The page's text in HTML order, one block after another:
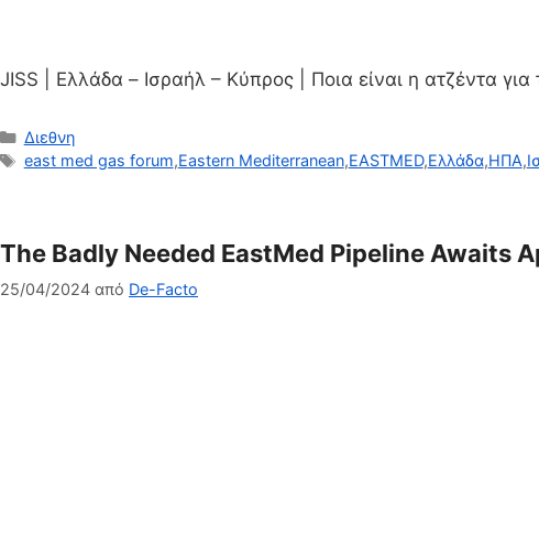
JISS | Ελλάδα – Ισραήλ – Κύπρος | Ποια είναι η ατζέντα
Κατηγορίες
Διεθνη
Ετικέτες
east med gas forum,Eastern Mediterranean,EASTMED,Ελλάδα,ΗΠΑ,
The Badly Needed EastMed Pipeline Awaits
25/04/2024 από De-Facto